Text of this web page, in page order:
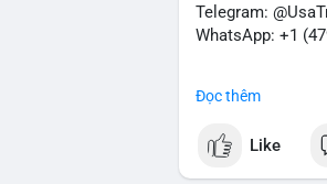
Telegram:
WhatsApp: +1
Đọc thêm
Like